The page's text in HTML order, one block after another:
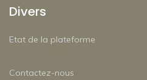
Divers
Etat de la plateforme
Contactez-nous